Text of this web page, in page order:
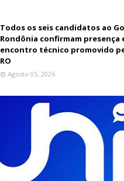
Todos os seis candidatos ao
Rondônia confirmam presença
encontro técnico promovido
RO
Agosto 05, 2026